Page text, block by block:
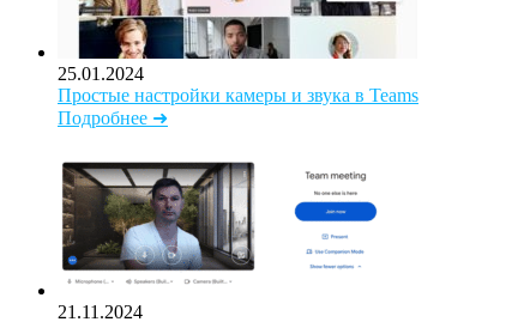
25.01.2024
Простые настройки камеры и звука в Teams
Подробнее ➜
21.11.2024